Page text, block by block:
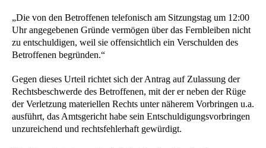
„Die von den Betroffenen telefonisch am Sitzungstag um 12:00
Uhr angegebenen Gründe vermögen über das Fernbleiben nicht
zu entschuldigen, weil sie offensichtlich ein Verschulden des
Betroffenen begründen.“
Gegen dieses Urteil richtet sich der Antrag auf Zulassung der
Rechtsbeschwerde des Betroffenen, mit der er neben der Rüge
der Verletzung materiellen Rechts unter näherem Vorbringen u.a.
ausführt, das Amtsgericht habe sein Entschuldigungsvorbringen
unzureichend und rechtsfehlerhaft gewürdigt.